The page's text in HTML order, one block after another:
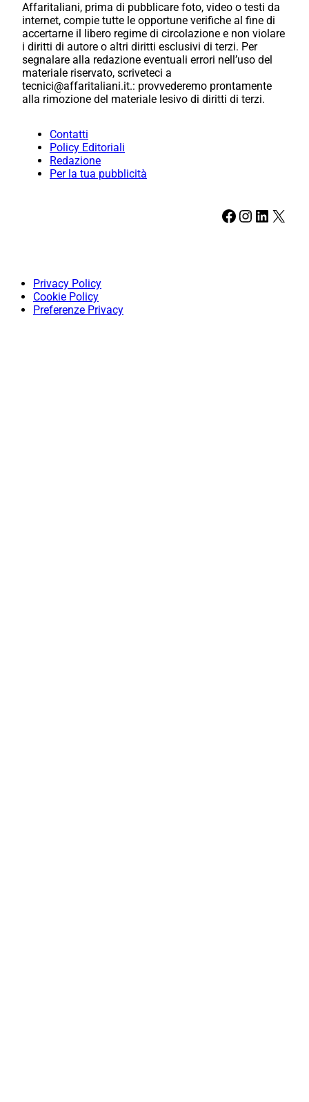
Affaritaliani, prima di pubblicare foto, video o testi da
internet, compie tutte le opportune verifiche al fine di
accertarne il libero regime di circolazione e non violare
i diritti di autore o altri diritti esclusivi di terzi. Per
segnalare alla redazione eventuali errori nell’uso del
materiale riservato, scriveteci a
tecnici@affaritaliani.it.: provvederemo prontamente
alla rimozione del materiale lesivo di diritti di terzi.
Contatti
Policy Editoriali
Redazione
Per la tua pubblicità
Facebook Instagram LinkedIn X
Privacy Policy
Cookie Policy
Preferenze Privacy